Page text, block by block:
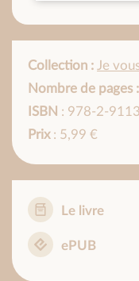
Collection : Je
Nombre de pages :
ISBN : 978-2-
Prix: 5,99 €
Le livre
ePUB